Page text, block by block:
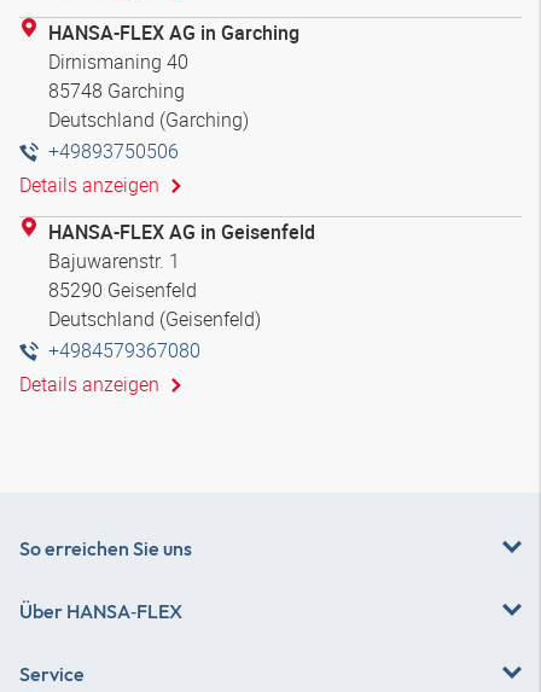
HANSA-FLEX AG in Garching
Dirnismaning 40
85748 Garching
Deutschland (Garching)
+49893750506
Details anzeigen
HANSA-FLEX AG in Geisenfeld
Bajuwarenstr. 1
85290 Geisenfeld
Deutschland (Geisenfeld)
+4984579367080
Details anzeigen
So erreichen Sie uns
Über HANSA‑FLEX
Service